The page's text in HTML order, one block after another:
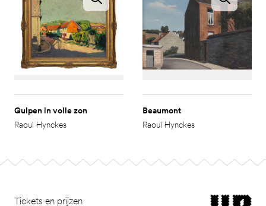
Gulpen in volle zon
Raoul Hynckes
Beaumont
Raoul Hynckes
Tickets en prijzen museum van